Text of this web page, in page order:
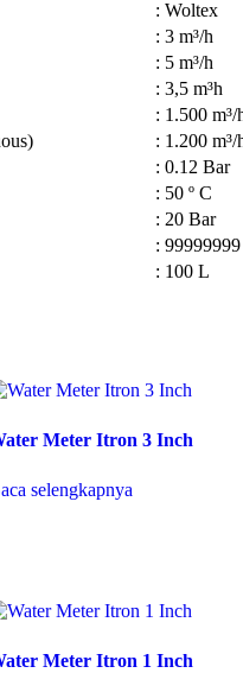
: Woltex
: 3 m³/h
: 5 m³/h
: 3,5 m³h
: 1.500 m³/
: 1.200 m³/
: 0.12 Bar
: 50 º C
: 20 Bar
: 99999999
: 100 L
Meter Itron 3 Inch
selengkapnya
Meter Itron 1 Inch